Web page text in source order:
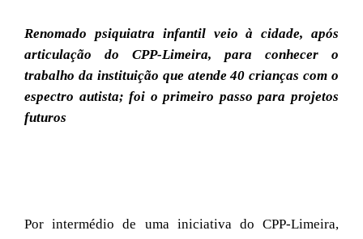
Renomado psiquiatra infantil veio à cidade, após
articulação do CPP-Limeira, para conhecer o
trabalho da instituição que atende 40 crianças com o
espectro autista; foi o primeiro passo para projetos
futuros
Por intermédio de uma iniciativa do CPP-Limeira,